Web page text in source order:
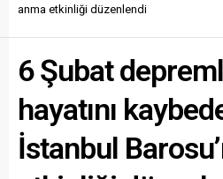
anma etkinliği düzenlendi
6 Şubat
hayatını
İstanbul